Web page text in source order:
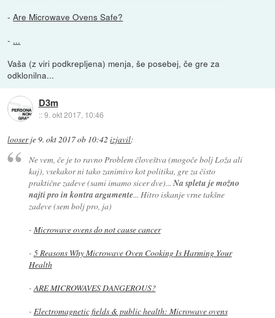
-Are Microwave Ovens Safe?
- ...
Vaša (z viri podkrepljena) menja, še posebej, če gre za
odklonilna...
D3m
::9. okt 2017, 10:46
looserje9. okt 2017 ob 10:42 izjavil:
Ne vem, če je to ravno Problem človeštva (mogoče bolj Loža ali
kaj), vsekakor ni tako zanimivo kot politika, gre za čisto
praktične zadeve (sami imamo sicer dve)...Na spletu je možno
najti pro in kontra argumente... Hitro iskanje vrne takšne
zadeve (sem bolj pro, ja)
- Microwave ovens do not cause cancer
- 5 Reasons Why Microwave Oven Cooking Is Harming Your
Health
-ARE MICROWAVES DANGEROUS?
- Electromagnetic fields & public health: Microwave ovens